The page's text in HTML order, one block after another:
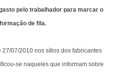
pelo trabalhador para marcar o
de fila.
07/2010 nos sítios dos fabricantes
se naqueles que informam sobre